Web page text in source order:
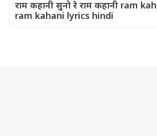
राम कहानी सुनो रे राम कहानी ram
ram kahani lyrics hindi